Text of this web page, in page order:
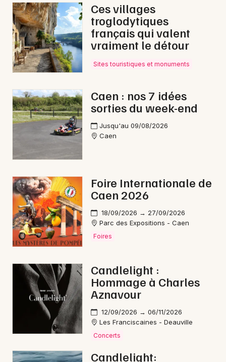
Ces villages
troglodytiques
français qui valent
vraiment le détour
Sites touristiques et monuments
Caen : nos 7 idées
sorties du week-end
Jusqu'au 09/08/2026
Caen
Foire Internationale de
Caen 2026
18/09/2026 → 27/09/2026
Parc des Expositions - Caen
Foires
Candlelight :
Hommage à Charles
Aznavour
12/09/2026 → 06/11/2026
Les Franciscaines - Deauville
Concerts
Candlelight: